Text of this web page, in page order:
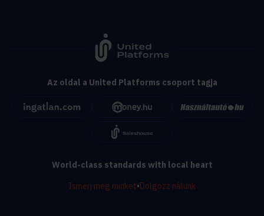
Az oldal a United Platforms csoport tagja
World-class standards with local heart
Ismerj meg minket•Dolgozz nálunk